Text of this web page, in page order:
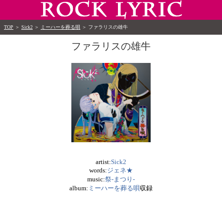
TOP ＞ Sick2 ＞ ミーハーを葬る唄 ＞ ファラリスの雄牛
ファラリスの雄牛
artist:Sick2
words:ジェネ★
music:祭-まつり-
album: ミーハーを葬る唄収録